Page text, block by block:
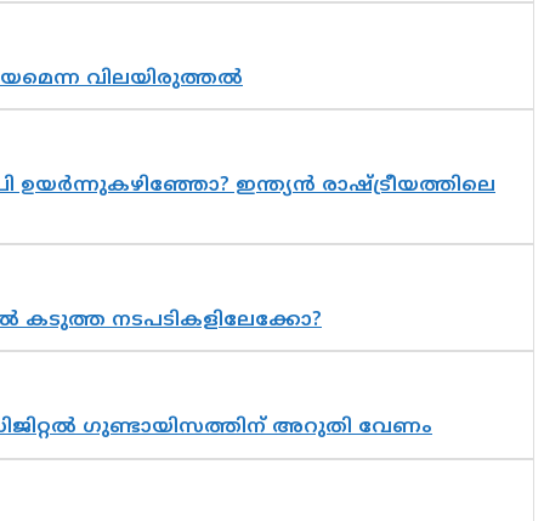
വിലയിരുത്തൽ
ഉയർന്നുകഴിഞ്ഞോ? ഇന്ത്യൻ രാഷ്ട്രീയത്തിലെ
നടപടികളിലേക്കോ?
ഗുണ്ടായിസത്തിന് അറുതി വേണം